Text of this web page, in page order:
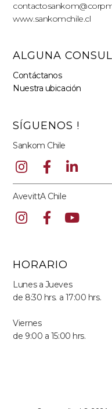
www.sankomchile.cl
ALGUNA
Contáctanos
Nuestra ubicación
SÍGUENOS !
Sankom Chile
AvevittA Chile
HORARIO
Lunes a Jueves
de 8:30 hrs. a 17:00 hrs.
Viernes
de 9:00 a 15:00 hrs.